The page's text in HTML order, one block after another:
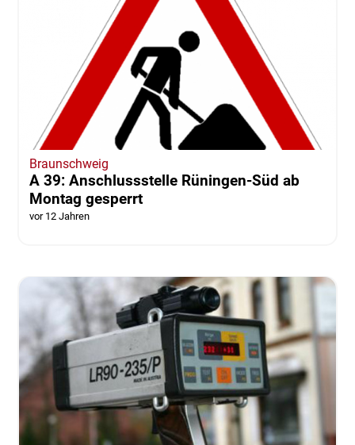
Braunschweig
A 39: Anschlussstelle Rüningen-Süd ab
Montag gesperrt
vor 12 Jahren